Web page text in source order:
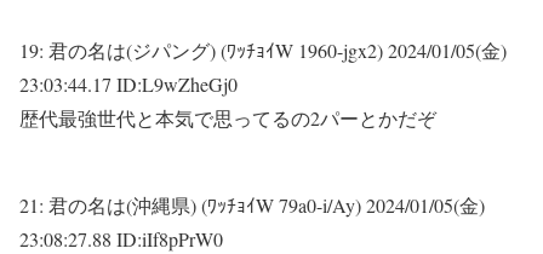
19: 君の名は(ジパング) (ﾜｯﾁｮｲW 1960-jgx2)2024/01/05(金)
23:03:44.17 ID:L9wZheGj0
歴代最強世代と本気で思ってるの2パーとかだぞ
21: 君の名は(沖縄県) (ﾜｯﾁｮｲW 79a0-i/Ay)2024/01/05(金)
23:08:27.88 ID:iIf8pPrW0